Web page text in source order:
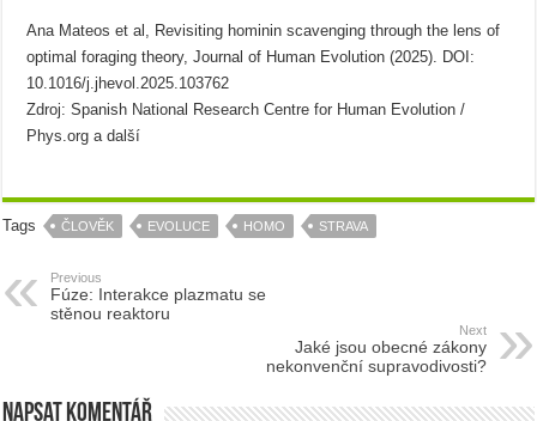
Ana Mateos et al, Revisiting hominin scavenging through the lens of
optimal foraging theory, Journal of Human Evolution (2025). DOI:
10.1016/j.jhevol.2025.103762
Zdroj: Spanish National Research Centre for Human Evolution /
Phys.org a další
Tags ČLOVĚK EVOLUCE HOMO STRAVA
Previous
Fúze: Interakce plazmatu se
stěnou reaktoru
Next
Jaké jsou obecné zákony
nekonvenční supravodivosti?
Napsat komentář